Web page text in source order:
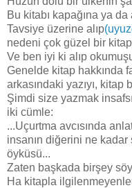
Bu kitabı kapağına ya
Tavsiye üzerine alıp
nedeni çok güzel bir
Ve ben iyi ki alıp
Genelde kitap hakkında
arkasındaki yazıyı, kitap
Şimdi size yazmak
iki cümle:
...Uçurtma avcısında
insanın diğerini ne
öyküsü...
Zaten başkada birşey
Ha kitapla